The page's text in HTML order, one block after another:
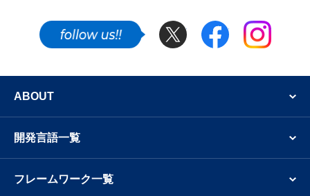
Twitter Facebook Instagram
ABOUT
開発言語一覧
フレームワーク一覧